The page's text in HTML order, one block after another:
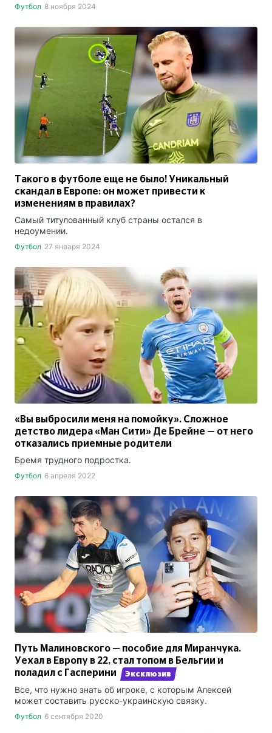
Футбол 8 ноября 2024
Такого в футболе еще не было! Уникальный
скандал в Европе: он может привести к
изменениям в правилах?
Самый титулованный клуб страны остался в
недоумении.
Футбол 27 января 2024
«Вы выбросили меня на помойку». Сложное
детство лидера «Ман Сити» Де Брейне — от него
отказались приемные родители
Бремя трудного подростка.
Футбол 6 апреля 2022
Путь Малиновского — пособие для Миранчука.
Уехал в Европу в 22, стал топом в Бельгии и
поладил с Гасперини
Эксклюзив
Все, что нужно знать об игроке, с которым Алексей
может составить русско-украинскую связку.
Футбол 6 сентября 2020